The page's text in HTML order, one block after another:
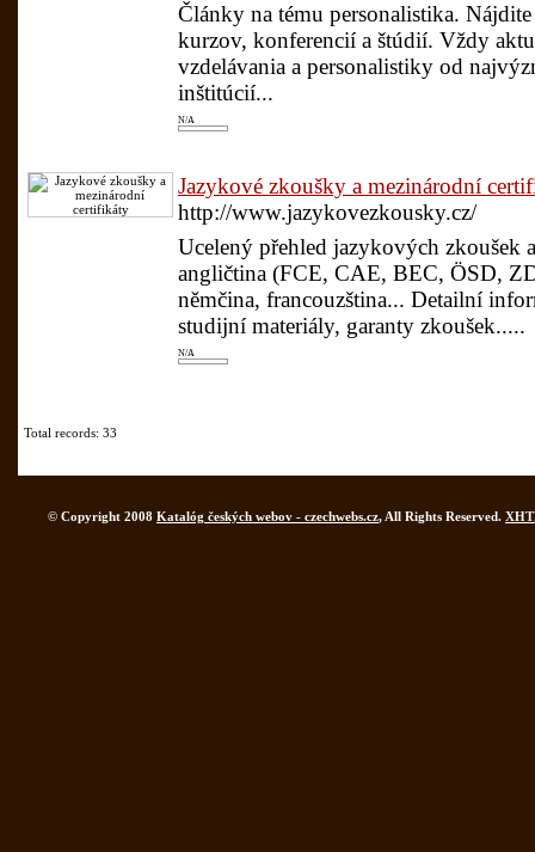
Články na tému personalistika.
kurzov, konferencií a štúdií. Vždy
vzdelávania a personalistiky od
inštitúcií...
N/A
Jazykové zkoušky a mezinárodní
http://www.jazykovezkousky.cz/
Ucelený přehled jazykových zkoušek
angličtina (FCE, CAE, BEC, ÖSD,
němčina, francouzština... Detailní
studijní materiály, garanty zkoušek.....
N/A
Total records: 33
© Copyright 2008 Katalóg českých webov - czechwebs.cz, All Rights Reserved.